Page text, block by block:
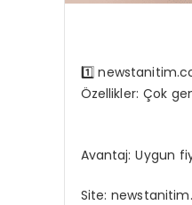
1️⃣
Özellikler: Çok
Avantaj: Uygun
Site: